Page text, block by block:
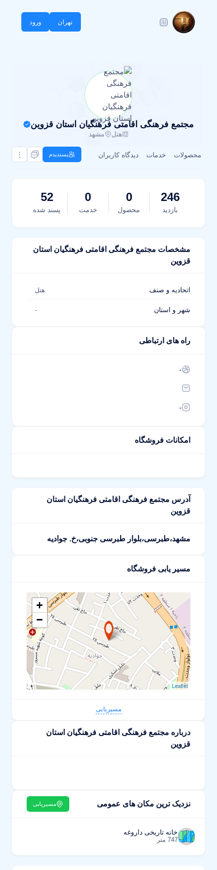
تهران ورود
مجتمع فرهنگی اقامتی فرهنگیان استان قزوین
هتل مشهد
محصولات خدمات دیدگاه کاربران پسندیدم
246
بازدید
0
محصول
0
خدمت
52
پسند شده
مشخصات مجتمع فرهنگی اقامتی فرهنگیان استان
قزوین
اتحادیه و صنف هتل
شهر و استان -
راه های ارتباطی
-
-
امکانات فروشگاه
آدرس مجتمع فرهنگی اقامتی فرهنگیان استان
قزوین
مشهد،طبرسی،بلوار طبرسی جنوبی،خ. جوادیه
مسیر یابی فروشگاه
+
−
Leaflet
مسیریابی
درباره مجتمع فرهنگی اقامتی فرهنگیان استان
قزوین
نزدیک ترین مکان های عمومی مسیریابی
خانه تاریخی داروغه
747 متر